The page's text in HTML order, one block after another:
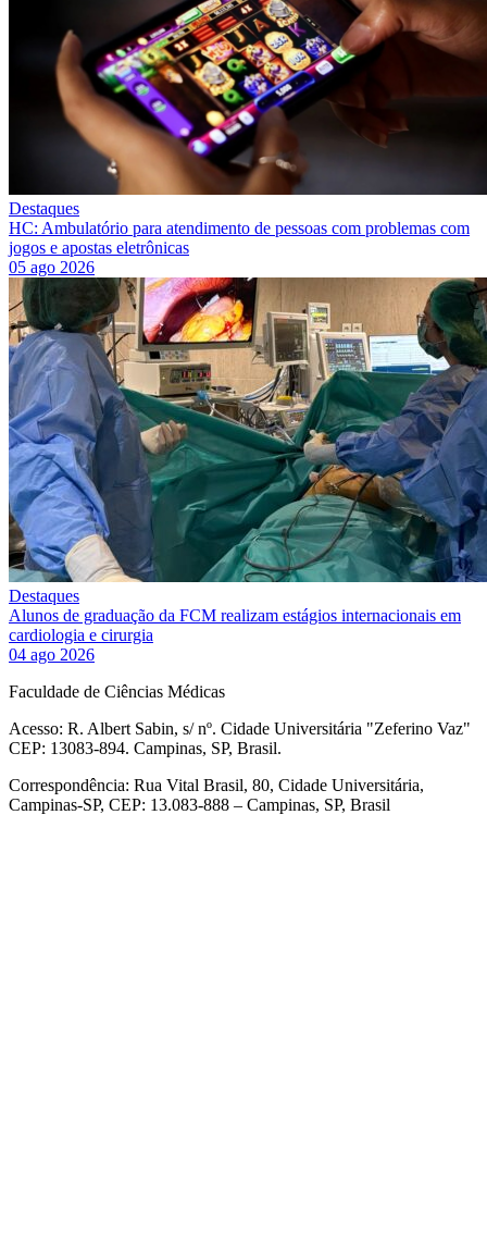
Destaques
HC: Ambulatório para atendimento de pessoas com problemas com
jogos e apostas eletrônicas
05 ago 2026
Destaques
Alunos de graduação da FCM realizam estágios internacionais em
cardiologia e cirurgia
04 ago 2026
Faculdade de Ciências Médicas
Acesso: R. Albert Sabin, s/ nº. Cidade Universitária "Zeferino Vaz"
CEP: 13083-894. Campinas, SP, Brasil.
Correspondência: Rua Vital Brasil, 80, Cidade Universitária,
Campinas-SP, CEP: 13.083-888 – Campinas, SP, Brasil